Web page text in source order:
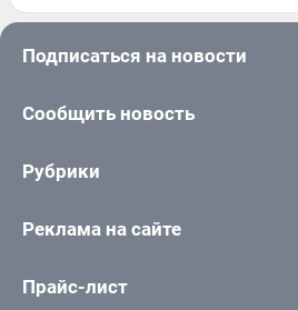
Подписаться на новости
Сообщить новость
Рубрики
Реклама на сайте
Прайс-лист